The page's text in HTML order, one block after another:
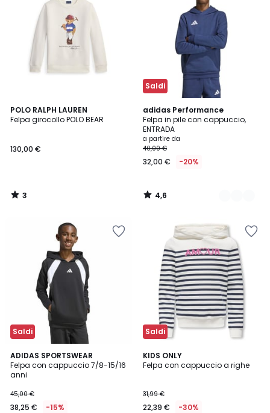
POLO RALPH LAUREN
Felpa girocollo POLO BEAR
130,00 €
3
/
3
/
Saldi
adidas Performance
Felpa in pile con cappuccio,
ENTRADA
a partire da
40,00 €
32,00 € -20%
4,6
/ 5
4
Colori
4,6
/
Saldi
ADIDAS SPORTSWEAR
Felpa con cappuccio 7/8-15/16
anni
45,00 €
38,25 € -15%
Saldi
KIDS ONLY
Felpa con cappuccio a righe
31,99 €
22,39 € -30%